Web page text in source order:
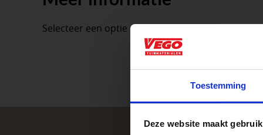
Toestemming
Deze website maakt
Selecteer een optie om de productinformatie te
Aangepaste
op zaterdag.